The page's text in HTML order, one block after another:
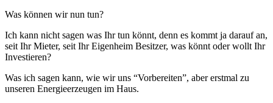
Was können wir nun tun?
Ich kann nicht sagen was Ihr tun könnt, denn es kommt ja darauf an,
seit Ihr Mieter, seit Ihr Eigenheim Besitzer, was könnt oder wollt Ihr
Investieren?
Was ich sagen kann, wie wir uns “Vorbereiten”, aber erstmal zu
unseren Energieerzeugen im Haus.